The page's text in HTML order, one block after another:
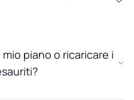
piano o ricaricare i